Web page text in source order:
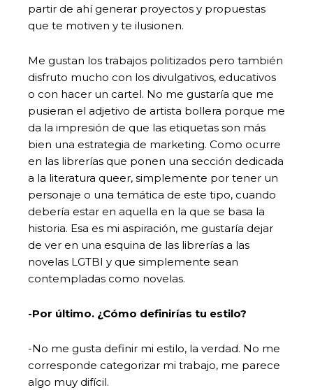
partir de ahí generar proyectos y propuestas
que te motiven y te ilusionen.
Me gustan los trabajos politizados pero también
disfruto mucho con los divulgativos, educativos
o con hacer un cartel. No me gustaría que me
pusieran el adjetivo de artista bollera porque me
da la impresión de que las etiquetas son más
bien una estrategia de marketing. Como ocurre
en las librerías que ponen una sección dedicada
a la literatura queer, simplemente por tener un
personaje o una temática de este tipo, cuando
debería estar en aquella en la que se basa la
historia. Esa es mi aspiración, me gustaría dejar
de ver en una esquina de las librerías a las
novelas LGTBI y que simplemente sean
contempladas como novelas.
-Por último. ¿Cómo definirías tu estilo?
-No me gusta definir mi estilo, la verdad. No me
corresponde categorizar mi trabajo, me parece
algo muy difícil.